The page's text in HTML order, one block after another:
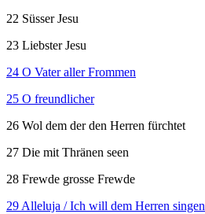
22 Süsser Jesu
23 Liebster Jesu
24 O Vater aller Frommen
25 O freundlicher
26 Wol dem der den Herren fürchtet
27 Die mit Thränen seen
28 Frewde grosse Frewde
29 Alleluja / Ich will dem Herren singen